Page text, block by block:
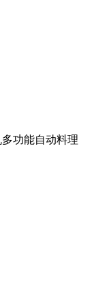
功能自动料理